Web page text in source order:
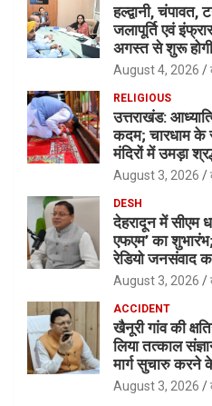
हल्द्वानी,
जलापूर्ति एवं
अगस्त से शुरू होगी
August 4, 2026
RELIGIOUS
उत्तराखंड:
कदम; चारधाम के
मंदिरों में उमड़ा
August 3, 2026
DESH
देहरादून में सीएम
एफएम’ का
रेडियो जनसंवाद
August 3, 2026
ACCIDENT
खैनूरी गांव की
लिया तत्काल
मार्ग सुचारु करने
August 3, 2026